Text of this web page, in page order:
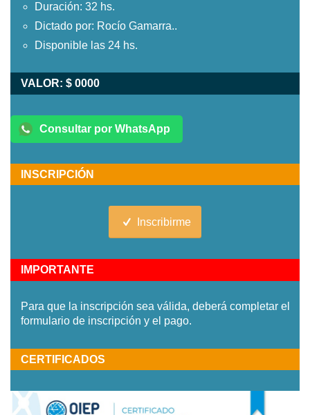
Duración: 32 hs.
Dictado por: Rocío Gamarra..
Disponible las 24 hs.
VALOR: $ 0000
Consultar por WhatsApp
INSCRIPCIÓN
Inscribirme
IMPORTANTE
Para que la inscripción sea válida, deberá completar el
formulario de inscripción y el pago.
CERTIFICADOS